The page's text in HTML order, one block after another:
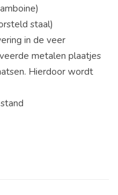
staal)
in de veer
metalen plaatjes
Hierdoor wordt